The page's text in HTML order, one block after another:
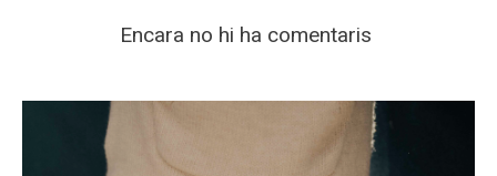
Encara no hi ha comentaris